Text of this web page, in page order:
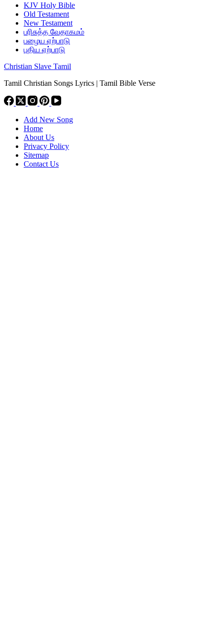
KJV Holy Bible
Old Testament
New Testament
பரிசுத்த வேதாகமம்
பழைய ஏற்பாடு
புதிய ஏற்பாடு
Christian Slave Tamil
Tamil Christian Songs Lyrics | Tamil Bible Verse
Add New Song
Home
About Us
Privacy Policy
Sitemap
Contact Us